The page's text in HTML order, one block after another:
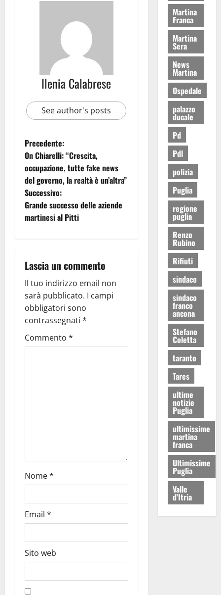
Ilenia Calabrese
See author's posts
Precedente:
On Chiarelli: “Crescita,
occupazione, tutte fake news
del governo, la realtà è un’altra”
Successivo:
Grande successo delle aziende
martinesi al Pitti
Lascia un commento
Il tuo indirizzo email non
sarà pubblicato. I campi
obbligatori sono
contrassegnati *
Commento *
Nome*
Email *
Sito web
Martina
Franca
Martina
Sera
News
Martina
Ospedale
palazzo
ducale
Pd
Pdl
polizia
Puglia
regione
puglia
Renzo
Rubino
Rifiuti
sindaco
sindaco
franco
ancona
Stefano
Coletta
taranto
Tares
ultime
notizie
Puglia
ultimissime
martina
franca
Ultimissime
Puglia
Valle
d'Itria